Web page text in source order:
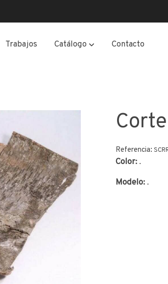
Trabajos Catálogo Contacto
Referencia:
Color: .
Modelo: .